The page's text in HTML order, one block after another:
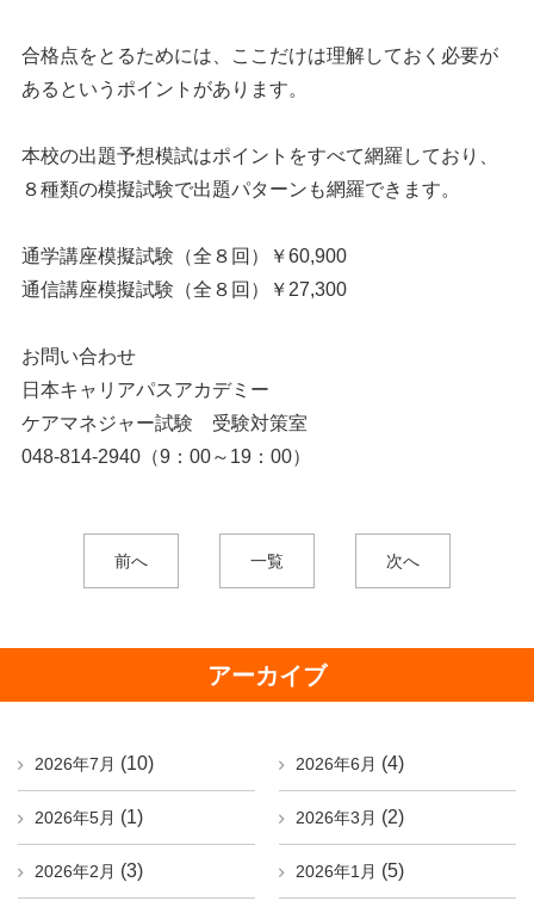
合格点をとるためには、ここだけは理解しておく必要が
あるというポイントがあります。
本校の出題予想模試はポイントをすべて網羅しており、
８種類の模擬試験で出題パターンも網羅できます。
通学講座模擬試験（全８回）￥60,900
通信講座模擬試験（全８回）￥27,300
お問い合わせ
日本キャリアパスアカデミー
ケアマネジャー試験 受験対策室
048-814-2940（9：00～19：00）
前へ 一覧 次へ
アーカイブ
2026年7月 (10) 2026年6月 (4)
2026年5月 (1) 2026年3月 (2)
2026年2月 (3) 2026年1月 (5)